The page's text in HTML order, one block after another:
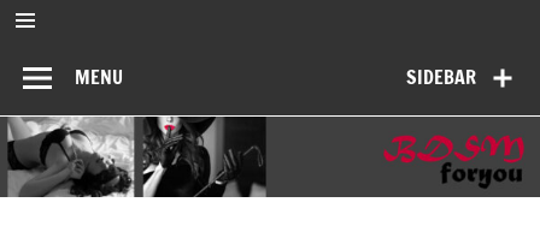
Ga
naar
inhoud
BDSMforyou
SIDEBAR
MENU